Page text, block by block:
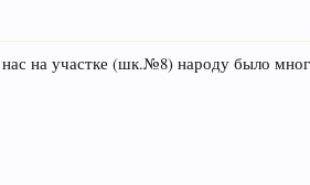
на участке (шк.№8) народу было